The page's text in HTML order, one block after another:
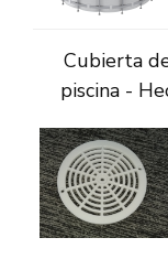
Cubierta
piscina -